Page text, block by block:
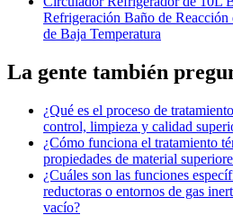
Refrigeración Baño de Reacción
de Baja Temperatura
La gente también
¿Qué es el proceso de
control, limpieza y calidad
¿Cómo funciona el tratamiento
propiedades de material
¿Cuáles son las funciones
reductoras o entornos de gas
vacío?